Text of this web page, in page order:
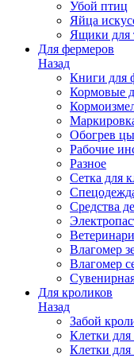
Убой птиц
Яйца
Ящики для
Для фермеров
Назад
Книги для
Кормовые
Обогрев
Рабочие
Разное
Сетка для
Средства
Влагомер
Влагомер
Для кроликов
Назад
Забой
Клетки для
Клетки